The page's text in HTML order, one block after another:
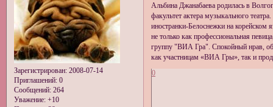
Зарегистрирован: 2008-07-14
Приглашений:0
Сообщений:264
Уважение: +10
Альбина Джанабаева родилась в
факультет актера музыкального
иностранки-Белоснежки на корейском
не только как профессиональная
группу "ВИА Гра". Спокойный нрав,
как участницам «ВИА Гры», так и
0